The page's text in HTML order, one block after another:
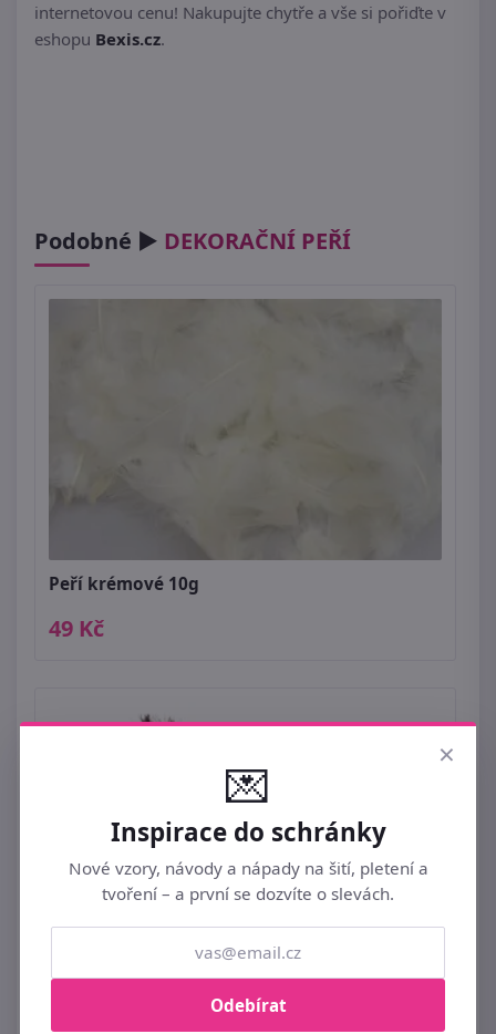
internetovou cenu! Nakupujte chytře a vše si pořiďte v
eshopu Bexis.cz.
Podobné ► DEKORAČNÍ PEŘÍ
Peří krémové 10g
49 Kč
×
💌
Inspirace do schránky
Nové vzory, návody a nápady na šití, pletení a
tvoření – a první se dozvíte o slevách.
Odebírat